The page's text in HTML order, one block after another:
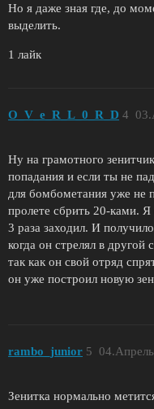
Но я даже зная где, до
выделить.
1 лайк
O_V_e_R_L_0_R_D 4
Ну на грамотного
попадания и если ты не
для бомбометания уже не
пролете сбрить 20-ками.
3 раза заходил. И
когда он стрелял в другой
так как он свой отряд
он уже построил новую
rambo_junior 5
Зенитка нормально